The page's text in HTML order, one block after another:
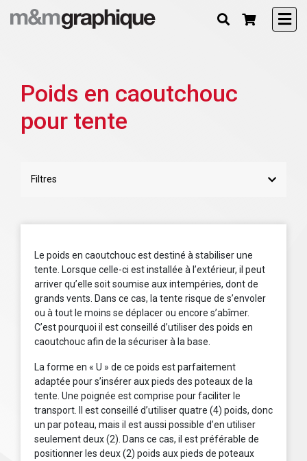
Poids en caoutchouc
pour tente
Filtres
Le poids en caoutchouc est destiné à stabiliser une
tente. Lorsque celle-ci est installée à l’extérieur, il peut
arriver qu’elle soit soumise aux intempéries, dont de
grands vents. Dans ce cas, la tente risque de s’envoler
ou à tout le moins se déplacer ou encore s’abîmer.
C’est pourquoi il est conseillé d’utiliser des poids en
caoutchouc afin de la sécuriser à la base.
La forme en « U » de ce poids est parfaitement
adaptée pour s’insérer aux pieds des poteaux de la
tente. Une poignée est comprise pour faciliter le
transport. Il est conseillé d’utiliser quatre (4) poids, donc
un par poteau, mais il est aussi possible d’en utiliser
seulement deux (2). Dans ce cas, il est préférable de
positionner les deux (2) poids aux pieds de poteaux